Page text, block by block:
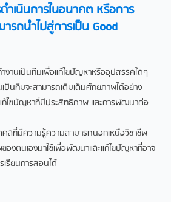
ำเนินการในอนาคต หรือการ
รถนำไปสู่การเป็น Good
งานเป็นทีมเพื่อแก้ไขปัญหาหรืออุปสรรคใดๆ
เป็นทีมจะสามารถเติมเต็มศักยภาพได้อย่าง
ไขปัญหาที่มีประสิทธิภาพ และการพัฒนาต่อ
ลที่มีความรู้ความสามารถนอกเหนือวิชาชีพ
งตนเองมาใช้เพื่อพัฒนาและแก้ไขปัญหาที่อาจ
รียนการสอนได้